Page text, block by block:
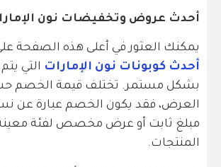
أحدث عروض وتخفيضات نون
يمكنك العثور في أعلى هذه الصفحة
أحدث كوبونات نون الإمارات التي
بشكل مستمر. تختلف قيمة الخصم
العرض، فقد يكون الخصم عبارة عن
مبلغ ثابت أو عرض مخصص لفئة
المنتجات.